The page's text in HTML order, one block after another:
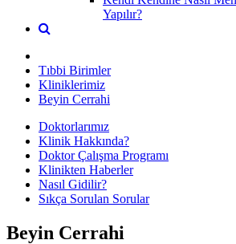
Yapılır?
Tıbbi Birimler
Kliniklerimiz
Beyin Cerrahi
Doktorlarımız
Klinik Hakkında?
Doktor Çalışma Programı
Klinikten Haberler
Nasıl Gidilir?
Sıkça Sorulan Sorular
Beyin Cerrahi